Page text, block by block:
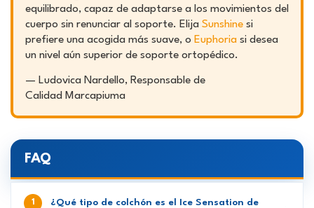
equilibrado, capaz de adaptarse a los movimientos del
cuerpo sin renunciar al soporte. Elija Sunshine si
prefiere una acogida más suave, o Euphoria si desea
un nivel aún superior de soporte ortopédico.
— Ludovica Nardello, Responsable de
Calidad Marcapiuma
FAQ
¿Qué tipo de colchón es el Ice Sensation de